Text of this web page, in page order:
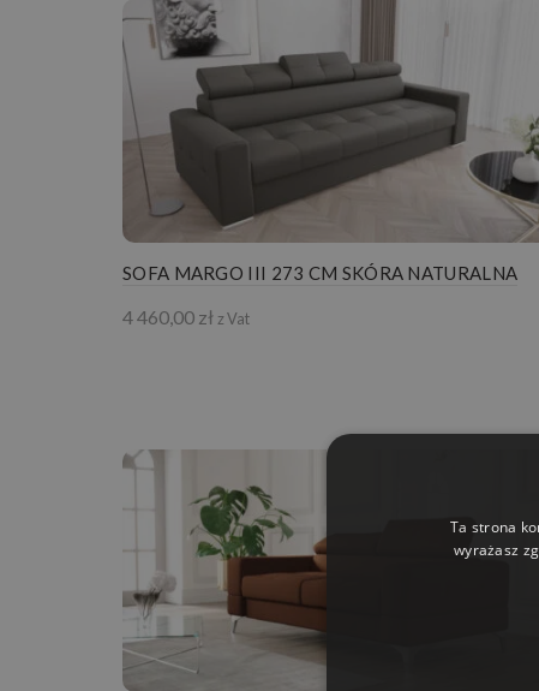
SOFA MARGO III 273 CM SKÓRA NATURALNA
4 460,00 złz Vat
Ta strona
wyrażasz